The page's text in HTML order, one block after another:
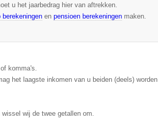
u het jaarbedrag hier van aftrekken.
berekeningen enpensioen berekeningen maken.
komma's.
het laagste inkomen van u beiden (deels) worden
wij de twee getallen om.